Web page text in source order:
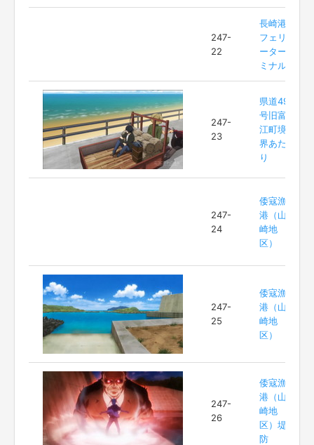
247-
22
長崎港
フェリ
ーター
ミナル
247-
23
県道49
号旧富
江町境
界あた
り
247-
24
倭寇漁
港（山
崎地
区）
247-
25
倭寇漁
港（山
崎地
区）
247-
26
倭寇漁
港（山
崎地
区）堤
防